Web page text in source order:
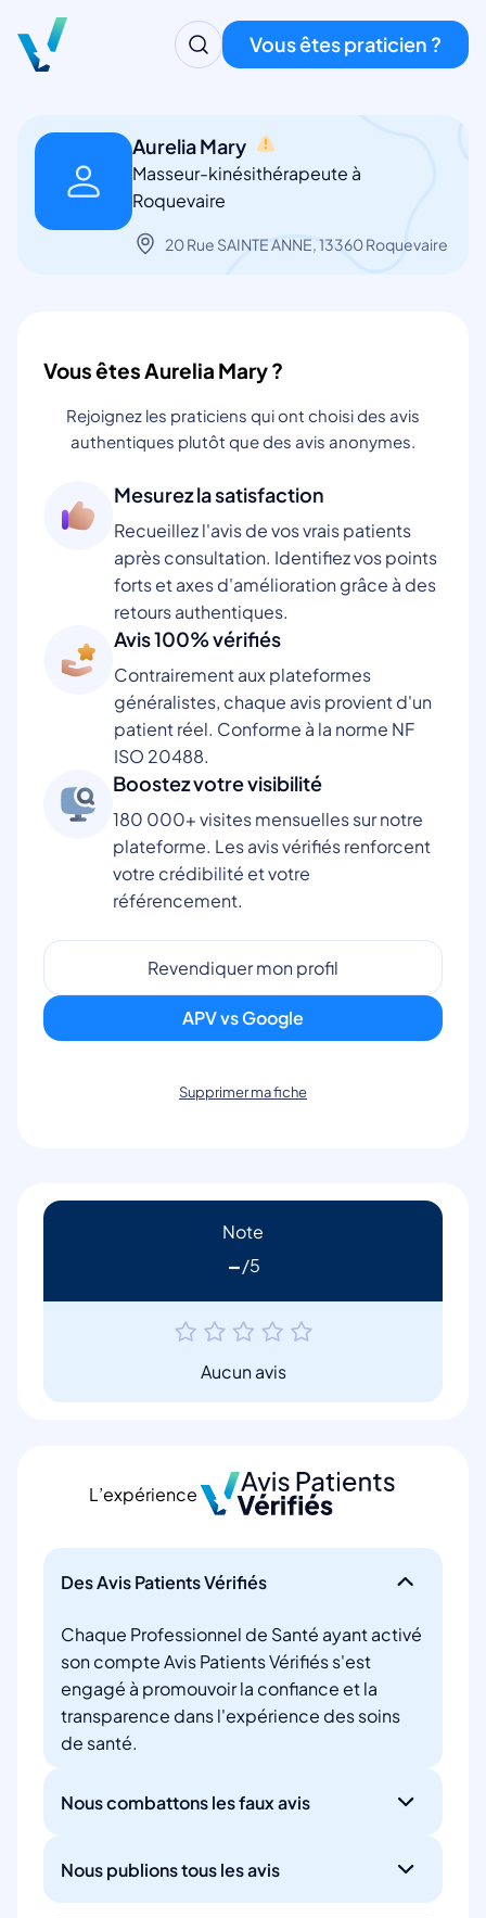
Vous êtes praticien ?
Aurelia Mary
Masseur-kinésithérapeute à
Roquevaire
20 Rue SAINTE ANNE, 13360 Roquevaire
Vous êtes Aurelia Mary ?
Rejoignez les praticiens qui ont choisi des avis
authentiques plutôt que des avis anonymes.
Mesurez la satisfaction
Recueillez l'avis de vos vrais patients
après consultation. Identifiez vos points
forts et axes d'amélioration grâce à des
retours authentiques.
Avis 100% vérifiés
Contrairement aux plateformes
généralistes, chaque avis provient d'un
patient réel. Conforme à la norme NF
ISO 20488.
Boostez votre visibilité
180 000+ visites mensuelles sur notre
plateforme. Les avis vérifiés renforcent
votre crédibilité et votre
référencement.
Revendiquer mon profil
APV vs Google
Supprimer ma fiche
Note
-
Aucun avis
L’expérience
Des Avis Patients Vérifiés
Chaque Professionnel de Santé ayant activé
son compte Avis Patients Vérifiés s'est
engagé à promouvoir la confiance et la
transparence dans l'expérience des soins
de santé.
Nous combattons les faux avis
Nous publions tous les avis